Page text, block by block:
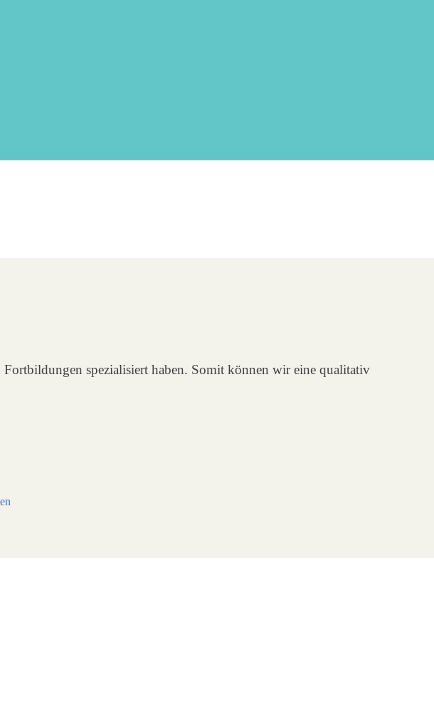
spezialisiert haben. Somit können wir eine qualitativ